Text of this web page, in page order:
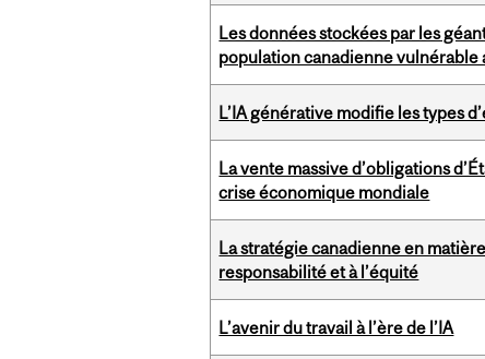
Les données stockées par les
population canadienne vulnérable
L’IA générative modifie les types
La vente massive d’obligations
crise économique mondiale
La stratégie canadienne en
responsabilité et à l’équité
L’avenir du travail à l’ère de l’IA